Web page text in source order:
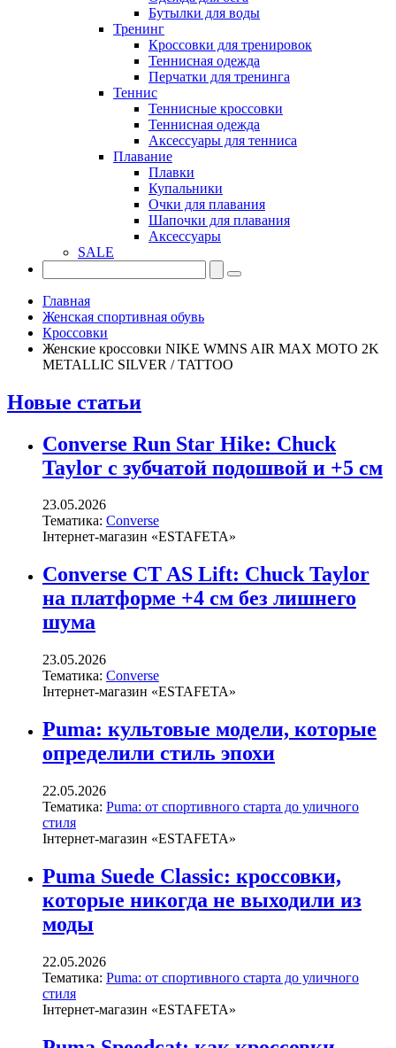
Бутылки для воды
Тренинг
Кроссовки для тренировок
Теннисная одежда
Перчатки для тренинга
Теннис
Теннисные кроссовки
Теннисная одежда
Аксессуары для тенниса
Плавание
Плавки
Купальники
Очки для плавания
Шапочки для плавания
Аксессуары
SALE
Главная
Женская спортивная обувь
Кроссовки
Женские кроссовки NIKE WMNS AIR MAX MOTO 2K
METALLIC SILVER / TATTOO
Новые статьи
Converse Run Star Hike: Chuck
Taylor с зубчатой подошвой и +5 см
23.05.2026
Тематика: Converse
Інтернет-магазин «ESTAFETA»
Converse CT AS Lift: Chuck Taylor
на платформе +4 см без лишнего
шума
23.05.2026
Тематика: Converse
Інтернет-магазин «ESTAFETA»
Puma: культовые модели, которые
определили стиль эпохи
22.05.2026
Тематика: Puma: от спортивного старта до уличного
стиля
Інтернет-магазин «ESTAFETA»
Puma Suede Classic: кроссовки,
которые никогда не выходили из
моды
22.05.2026
Тематика: Puma: от спортивного старта до уличного
стиля
Інтернет-магазин «ESTAFETA»